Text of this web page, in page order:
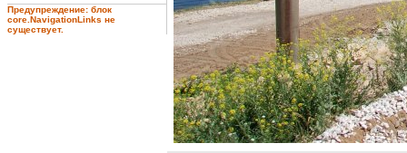
Предупреждение: блок
core.NavigationLinks не
существует.